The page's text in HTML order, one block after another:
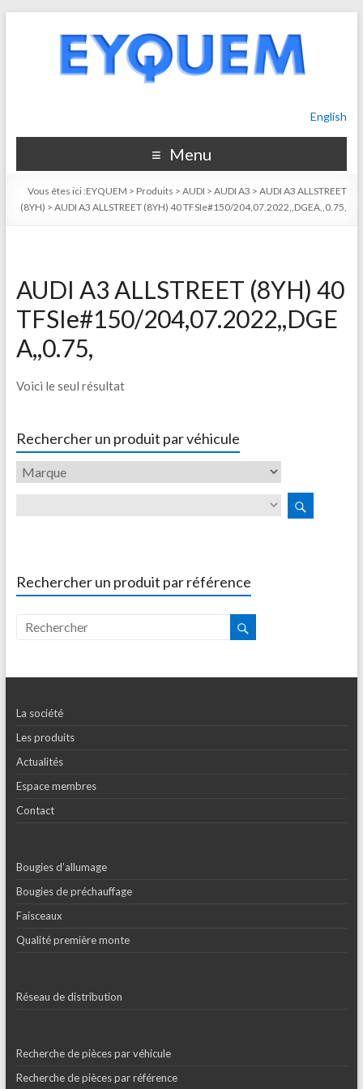
English
Menu
Vous êtes ici :EYQUEM > Produits >AUDI >AUDI A3 >AUDI A3 ALLSTREET
(8YH) >AUDI A3 ALLSTREET (8YH) 40 TFSIe#150/204,07.2022,,DGEA,,0.75,
AUDI A3 ALLSTREET (8YH) 40
TFSIe#150/204,07.2022,,DGE
A,,0.75,
Voici le seul résultat
Rechercher un produit par véhicule
Rechercher un produit par référence
La société
Les produits
Actualités
Espace membres
Contact
Bougies d’allumage
Bougies de préchauffage
Faisceaux
Qualité première monte
Réseau de distribution
Recherche de pièces par véhicule
Recherche de pièces par référence